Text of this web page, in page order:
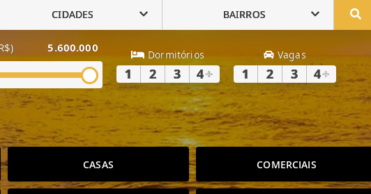
CIDADES BAIRROS
5.600.000 Dormitórios
1 2 3 4+
Vagas
1 2 3 4+
CASAS COMERCIAIS